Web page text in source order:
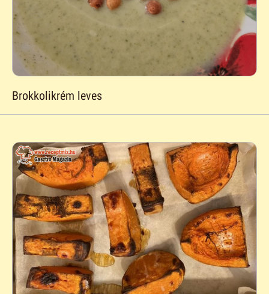
Brokkolikrém leves